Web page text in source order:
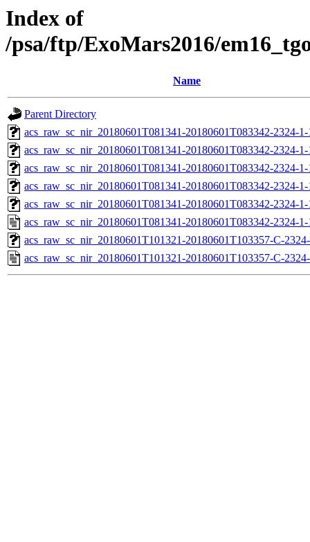
Index of
/psa/ftp/ExoMars2016/
Name
Parent Directory
acs_raw_sc_nir_20180601T081341-20180601T083342-2324-
acs_raw_sc_nir_20180601T081341-20180601T083342-2324-
acs_raw_sc_nir_20180601T081341-20180601T083342-2324-
acs_raw_sc_nir_20180601T081341-20180601T083342-2324-
acs_raw_sc_nir_20180601T081341-20180601T083342-2324-
acs_raw_sc_nir_20180601T081341-20180601T083342-2324-
acs_raw_sc_nir_20180601T101321-20180601T103357-C-
acs_raw_sc_nir_20180601T101321-20180601T103357-C-